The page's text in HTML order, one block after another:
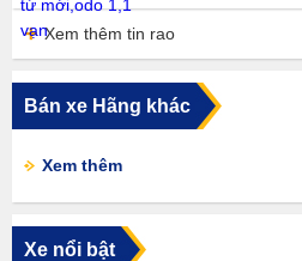
Xem thêm tin rao
Bán xe Hãng khác
Xem thêm
Xe nổi bật